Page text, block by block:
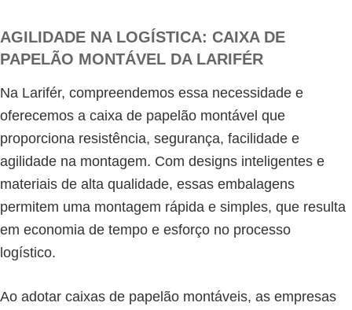
AGILIDADE NA LOGÍSTICA: CAIXA DE
PAPELÃO MONTÁVEL DA LARIFÉR
Na Larifér, compreendemos essa necessidade e
oferecemos a caixa de papelão montável que
proporciona resistência, segurança, facilidade e
agilidade na montagem. Com designs inteligentes e
materiais de alta qualidade, essas embalagens
permitem uma montagem rápida e simples, que resulta
em economia de tempo e esforço no processo
logístico.
Ao adotar caixas de papelão montáveis, as empresas